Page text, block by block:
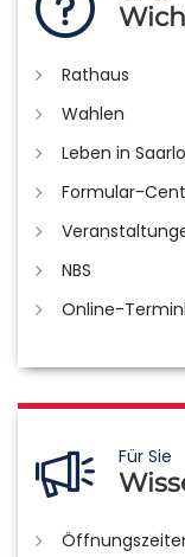
Rathaus
Wahlen
Leben in
Formular-
NBS
Online-
Für Sie